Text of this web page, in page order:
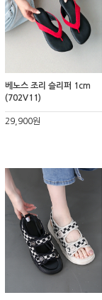
베노스 조리 슬리퍼 1cm
(702V11)
29,900원